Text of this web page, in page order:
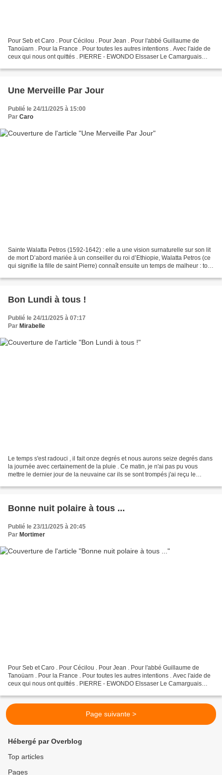
Pour Seb et Caro . Pour Cécilou . Pour Jean . Pour l'abbé Guillaume de
Tanoüarn . Pour la France . Pour toutes les autres intentions . Avec l'aide de
ceux qui nous ont quittés . PIERRE - EWONDO Elssaser Le Camarguais
Une Merveille Par Jour
Publié le 24/11/2025 à 15:00
Par Caro
Sainte Walatta Petros (1592-1642) : elle a une vision surnaturelle sur son lit
de mort D’abord mariée à un conseiller du roi d’Ethiopie, Walatta Petros (ce
qui signifie la fille de saint Pierre) connaît ensuite un temps de malheur : tous
Bon Lundi à tous !
Publié le 24/11/2025 à 07:17
Par Mirabelle
Le temps s'est radouci , il fait onze degrés et nous aurons seize degrés dans
la journée avec certainement de la pluie . Ce matin, je n'ai pas pu vous
mettre le dernier jour de la neuvaine car ils se sont trompés j'ai reçu le
Bonne nuit polaire à tous ...
Publié le 23/11/2025 à 20:45
Par Mortimer
Pour Seb et Caro . Pour Cécilou . Pour Jean . Pour l'abbé Guillaume de
Tanoüarn . Pour la France . Pour toutes les autres intentions . Avec l'aide de
ceux qui nous ont quittés . PIERRE - EWONDO Elssaser Le Camarguais
Page suivante >
Hébergé par Overblog
Top articles
Pages